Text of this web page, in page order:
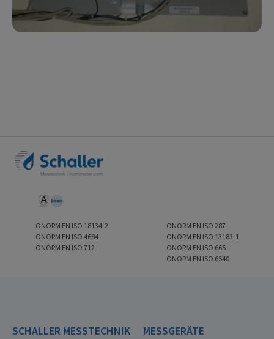
ONORM EN ISO 18134-2
ONORM EN ISO 4684
ONORM EN ISO 712
ONORM EN ISO 287
ONORM EN ISO 13183-1
ONORM EN ISO 665
ONORM EN ISO 6540
SCHALLER MESSTECHNIK MESSGERÄTE